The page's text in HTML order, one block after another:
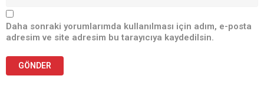
Daha sonraki yorumlarımda kullanılması için adım, e-posta
adresim ve site adresim bu tarayıcıya kaydedilsin.